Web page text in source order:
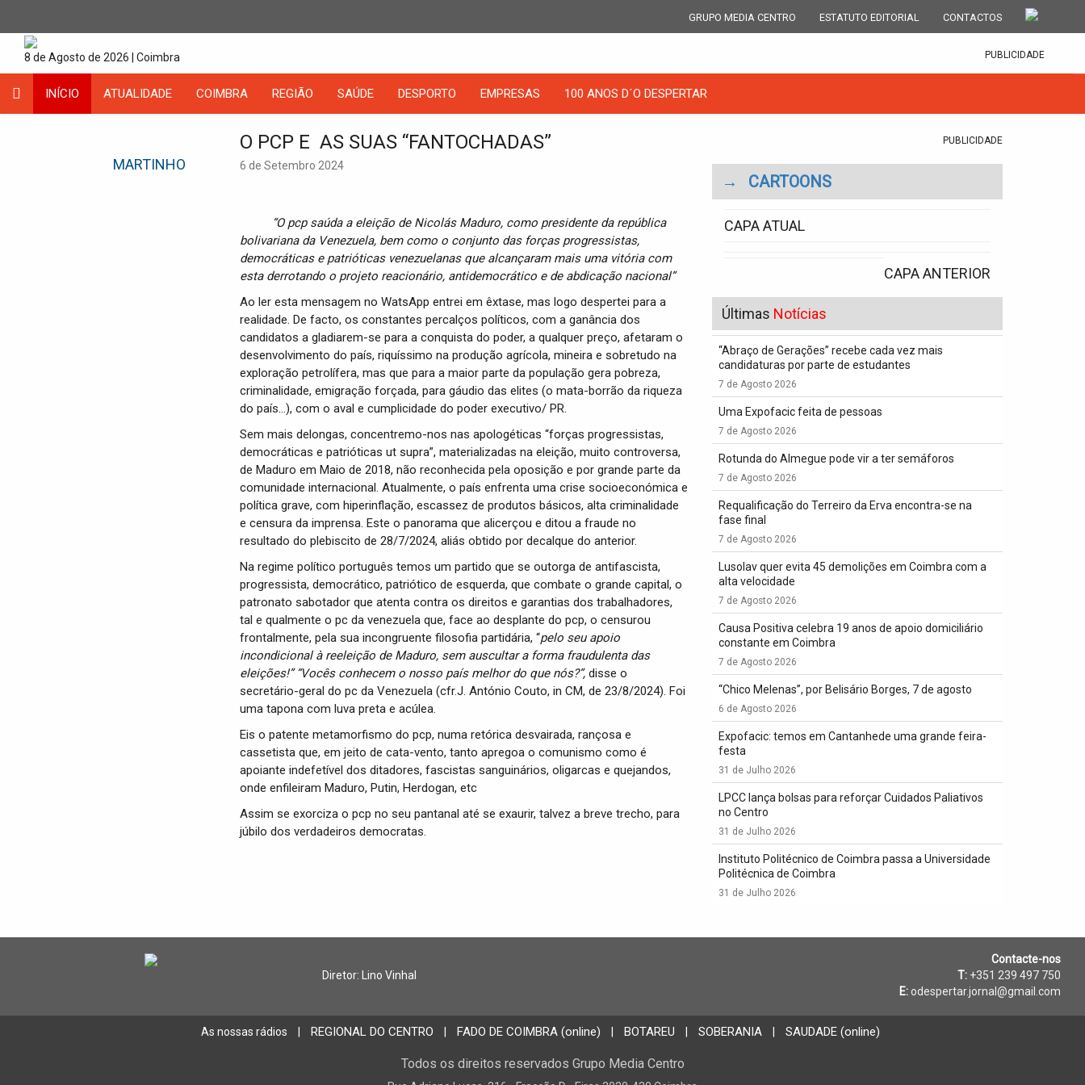
GRUPO MEDIA CENTRO ESTATUTO EDITORIAL CONTACTOS
8 de Agosto de 2026 | Coimbra PUBLICIDADE
INÍCIO ATUALIDADE COIMBRA REGIÃO SAÚDE DESPORTO EMPRESAS 100 ANOS D´O DESPERTAR
MARTINHO
O PCP E AS SUAS “FANTOCHADAS”
6 de Setembro 2024
“O pcp saúda a eleição de Nicolás Maduro, como presidente da república
bolivariana da Venezuela, bem como o conjunto das forças progressistas,
democráticas e patrióticas venezuelanas que alcançaram mais uma vitória com
esta derrotando o projeto reacionário, antidemocrático e de abdicação nacional”
Ao ler esta mensagem no WatsApp entrei em êxtase, mas logo despertei para a
realidade. De facto, os constantes percalços políticos, com a ganância dos
candidatos a gladiarem-se para a conquista do poder, a qualquer preço, afetaram o
desenvolvimento do país, riquíssimo na produção agrícola, mineira e sobretudo na
exploração petrolífera, mas que para a maior parte da população gera pobreza,
criminalidade, emigração forçada, para gáudio das elites (o mata-borrão da riqueza
do país…), com o aval e cumplicidade do poder executivo/ PR.
Sem mais delongas, concentremo-nos nas apologéticas “forças progressistas,
democráticas e patrióticas ut supra”, materializadas na eleição, muito controversa,
de Maduro em Maio de 2018, não reconhecida pela oposição e por grande parte da
comunidade internacional. Atualmente, o país enfrenta uma crise socioeconómica e
política grave, com hiperinflação, escassez de produtos básicos, alta criminalidade
e censura da imprensa. Este o panorama que alicerçou e ditou a fraude no
resultado do plebiscito de 28/7/2024, aliás obtido por decalque do anterior.
Na regime político português temos um partido que se outorga de antifascista,
progressista, democrático, patriótico de esquerda, que combate o grande capital, o
patronato sabotador que atenta contra os direitos e garantias dos trabalhadores,
tal e qualmente o pc da venezuela que, face ao desplante do pcp, o censurou
frontalmente, pela sua incongruente filosofia partidária, “pelo seu apoio
incondicional à reeleição de Maduro, sem auscultar a forma fraudulenta das
eleições!” “Vocês conhecem o nosso país melhor do que nós?”, disse o
secretário-geral do pc da Venezuela (cfr.J. António Couto, in CM, de 23/8/2024). Foi
uma tapona com luva preta e acúlea.
Eis o patente metamorfismo do pcp, numa retórica desvairada, rançosa e
cassetista que, em jeito de cata-vento, tanto apregoa o comunismo como é
apoiante indefetível dos ditadores, fascistas sanguinários, oligarcas e quejandos,
onde enfileiram Maduro, Putin, Herdogan, etc
Assim se exorciza o pcp no seu pantanal até se exaurir, talvez a breve trecho, para
júbilo dos verdadeiros democratas.
PUBLICIDADE
→ CARTOONS
CAPA ATUAL
CAPA ANTERIOR
Últimas Notícias
“Abraço de Gerações” recebe cada vez mais
candidaturas por parte de estudantes
7 de Agosto 2026
Uma Expofacic feita de pessoas
7 de Agosto 2026
Rotunda do Almegue pode vir a ter semáforos
7 de Agosto 2026
Requalificação do Terreiro da Erva encontra-se na
fase final
7 de Agosto 2026
Lusolav quer evita 45 demolições em Coimbra com a
alta velocidade
7 de Agosto 2026
Causa Positiva celebra 19 anos de apoio domiciliário
constante em Coimbra
7 de Agosto 2026
“Chico Melenas”, por Belisário Borges, 7 de agosto
6 de Agosto 2026
Expofacic: temos em Cantanhede uma grande feira-
festa
31 de Julho 2026
LPCC lança bolsas para reforçar Cuidados Paliativos
no Centro
31 de Julho 2026
Instituto Politécnico de Coimbra passa a Universidade
Politécnica de Coimbra
31 de Julho 2026
Diretor: Lino Vinhal
Contacte-nos
T: +351 239 497 750
E: odespertar.jornal@gmail.com
As nossas rádios REGIONAL DO CENTRO FADO DE COIMBRA (online) BOTAREU SOBERANIA SAUDADE (online)
Todos os direitos reservados Grupo Media Centro